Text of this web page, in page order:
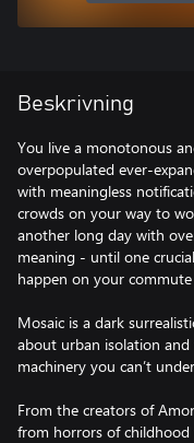
Beskrivning
You live a monotonous
overpopulated ever-
with meaningless
crowds on your way to
another long day with
meaning - until one
happen on your
Mosaic is a dark
about urban isolation
machinery you can’t
From the creators of
from horrors of